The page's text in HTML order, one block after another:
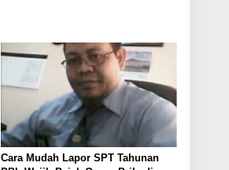
Cara Mudah Lapor SPT Tahunan